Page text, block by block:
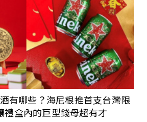
驚悚片的你千萬別錯過！Disney+ 最
悚日劇《噬亡村》顛覆過往日劇拍攝
公式
年因劇爆紅美食總整理：《財閥家》
芋片、《First Love》拿坡里義大
《非常律師》紫菜飯捲，越追劇越
有哪些？海尼根推首支台灣限
禮盒內的巨型錢母超有才